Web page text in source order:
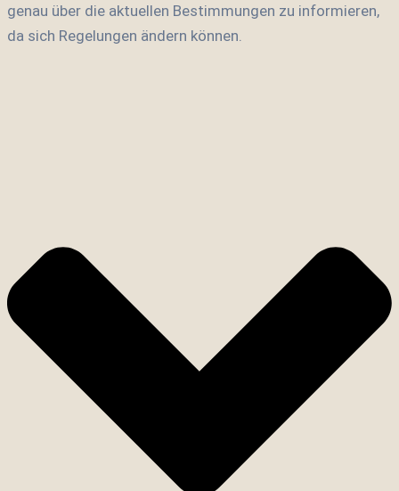
genau über die aktuellen Bestimmungen zu informieren,
da sich Regelungen ändern können.